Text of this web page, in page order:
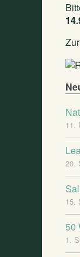
Zur
11.
20.
15.
50
1.